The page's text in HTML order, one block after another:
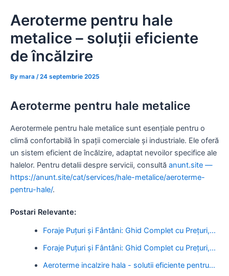
Aeroterme pentru hale
metalice – soluții eficiente
de încălzire
By mara /24 septembrie 2025
Aeroterme pentru hale metalice
Aerotermele pentru hale metalice sunt esențiale pentru o
climă confortabilă în spații comerciale și industriale. Ele oferă
un sistem eficient de încălzire, adaptat nevoilor specifice ale
halelor. Pentru detalii despre servicii, consultă anunt.site —
https://anunt.site/cat/services/hale-metalice/aeroterme-
pentru-hale/.
Postari Relevante:
Foraje Puțuri și Fântâni: Ghid Complet cu Prețuri,…
Foraje Puțuri și Fântâni: Ghid Complet cu Prețuri,…
Aeroterme incalzire hala - solutii eficiente pentru…